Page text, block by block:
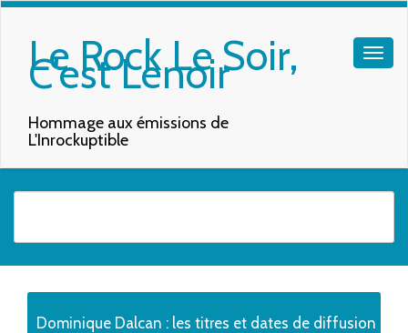
Le Rock Le Soir,
C'est Lenoir
Hommage aux émissions de
L'Inrockuptible
Dominique Dalcan : les titres et dates de diffusion